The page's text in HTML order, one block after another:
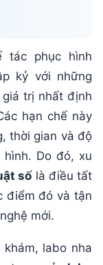
tác phục hình
kỷ với những
trị nhất định
hạn chế này
thời gian và độ
hình. Do đó, xu
sốlà điều tất
điểm đó và tận
mới.
labo nha